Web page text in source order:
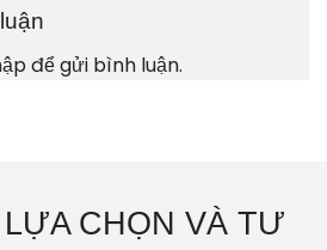
để gửi bình luận.
CHỌN VÀ TƯ